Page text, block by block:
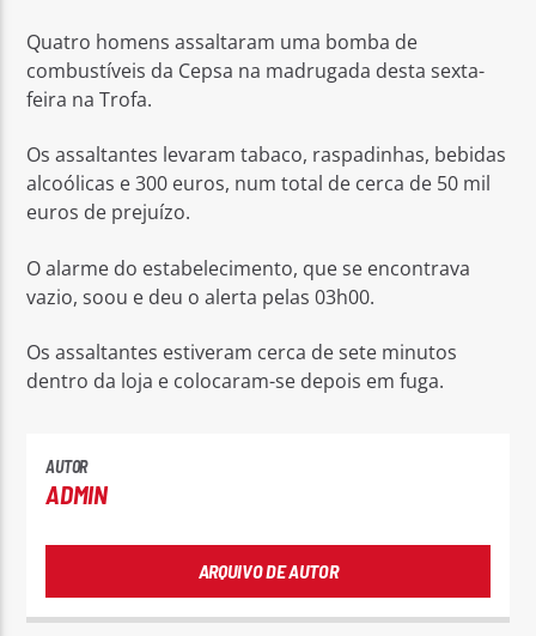
Quatro homens assaltaram uma bomba de
combustíveis da Cepsa na madrugada desta sexta-
feira na Trofa.
Os assaltantes levaram tabaco, raspadinhas, bebidas
alcoólicas e 300 euros, num total de cerca de 50 mil
euros de prejuízo.
O alarme do estabelecimento, que se encontrava
vazio, soou e deu o alerta pelas 03h00.
Os assaltantes estiveram cerca de sete minutos
dentro da loja e colocaram-se depois em fuga.
AUTOR
ADMIN
ARQUIVO DE AUTOR